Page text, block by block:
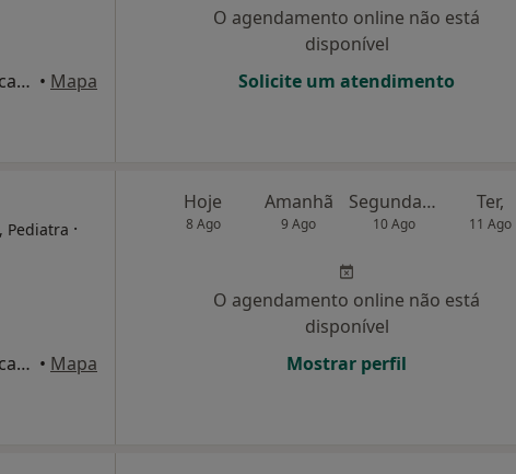
Av. da República nº82 3º andar (Entrecampos) 1600-205 Lisboa, Lisboa • Mapa
O agendamento online não está
disponível
Solicite um atendimento
Pediatra ·
Av. da República nº82 3º andar (Entrecampos) 1600-205 Lisboa, Lisboa • Mapa
Hoje
8 Ago
Amanhã
9 Ago
Segunda-feira
10 Ago
Ter,
11 Ago
O agendamento online não está
disponível
Mostrar perfil